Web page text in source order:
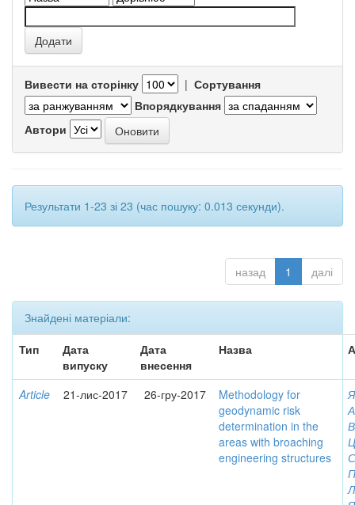
Вивести на сторінку | Сортування
Впорядкування
Автори
Результати 1-23 зі 23 (час пошуку: 0.013 секунди).
назад 1 далі
Знайдені матеріали:
Тип
Дата
випуску
Дата
внесення
Назва
Article 21-лис-2017 26-гру-2017
Methodology for
geodynamic risk
determination in the
areas with broaching
engineering structures